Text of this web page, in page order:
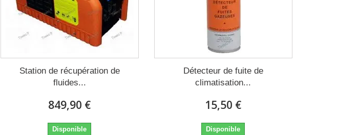
Station de récupération de
fluides...
849,90 €
Disponible
Détecteur de fuite de
climatisation...
15,50 €
Disponible